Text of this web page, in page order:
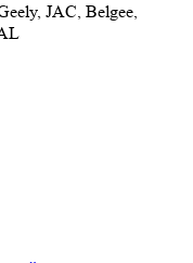
JAC, Belgee,